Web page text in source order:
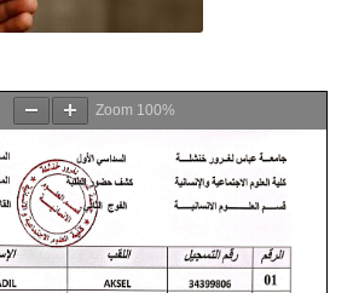
Zoom 100%